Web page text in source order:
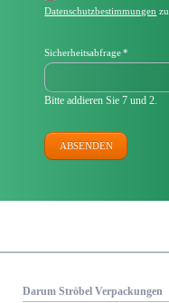
Datenschutzbestimmungen zu
Pflichtfeld
Sicherheitsabfrage*
Bitte addieren Sie 7 und 2.
ABSENDEN
Darum Ströbel Verpackungen